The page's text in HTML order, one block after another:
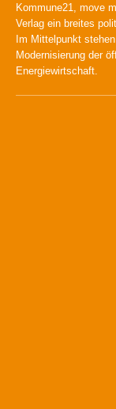
Kommune21, move
Verlag ein breites
Im Mittelpunkt
Modernisierung der
Energiewirtschaft.